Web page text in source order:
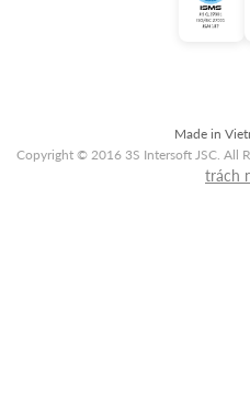
Made in
Copyright © 2016 3S Intersoft JSC. All
trách